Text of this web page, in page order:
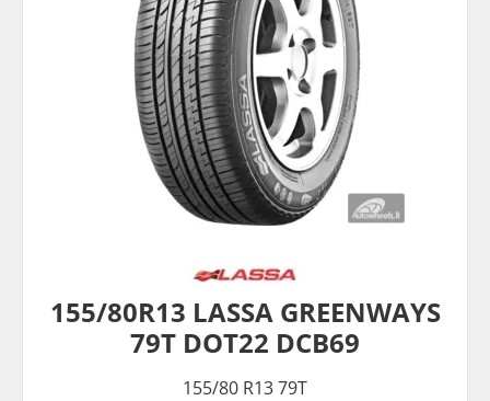
155/80R13 LASSA GREENWAYS
79T DOT22 DCB69
155/80 R13 79T